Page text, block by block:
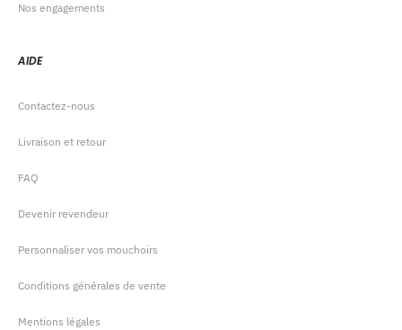
Nos engagements
AIDE
Contactez-nous
Livraison et retour
FAQ
Devenir revendeur
Personnaliser vos mouchoirs
Conditions générales de vente
Mentions légales